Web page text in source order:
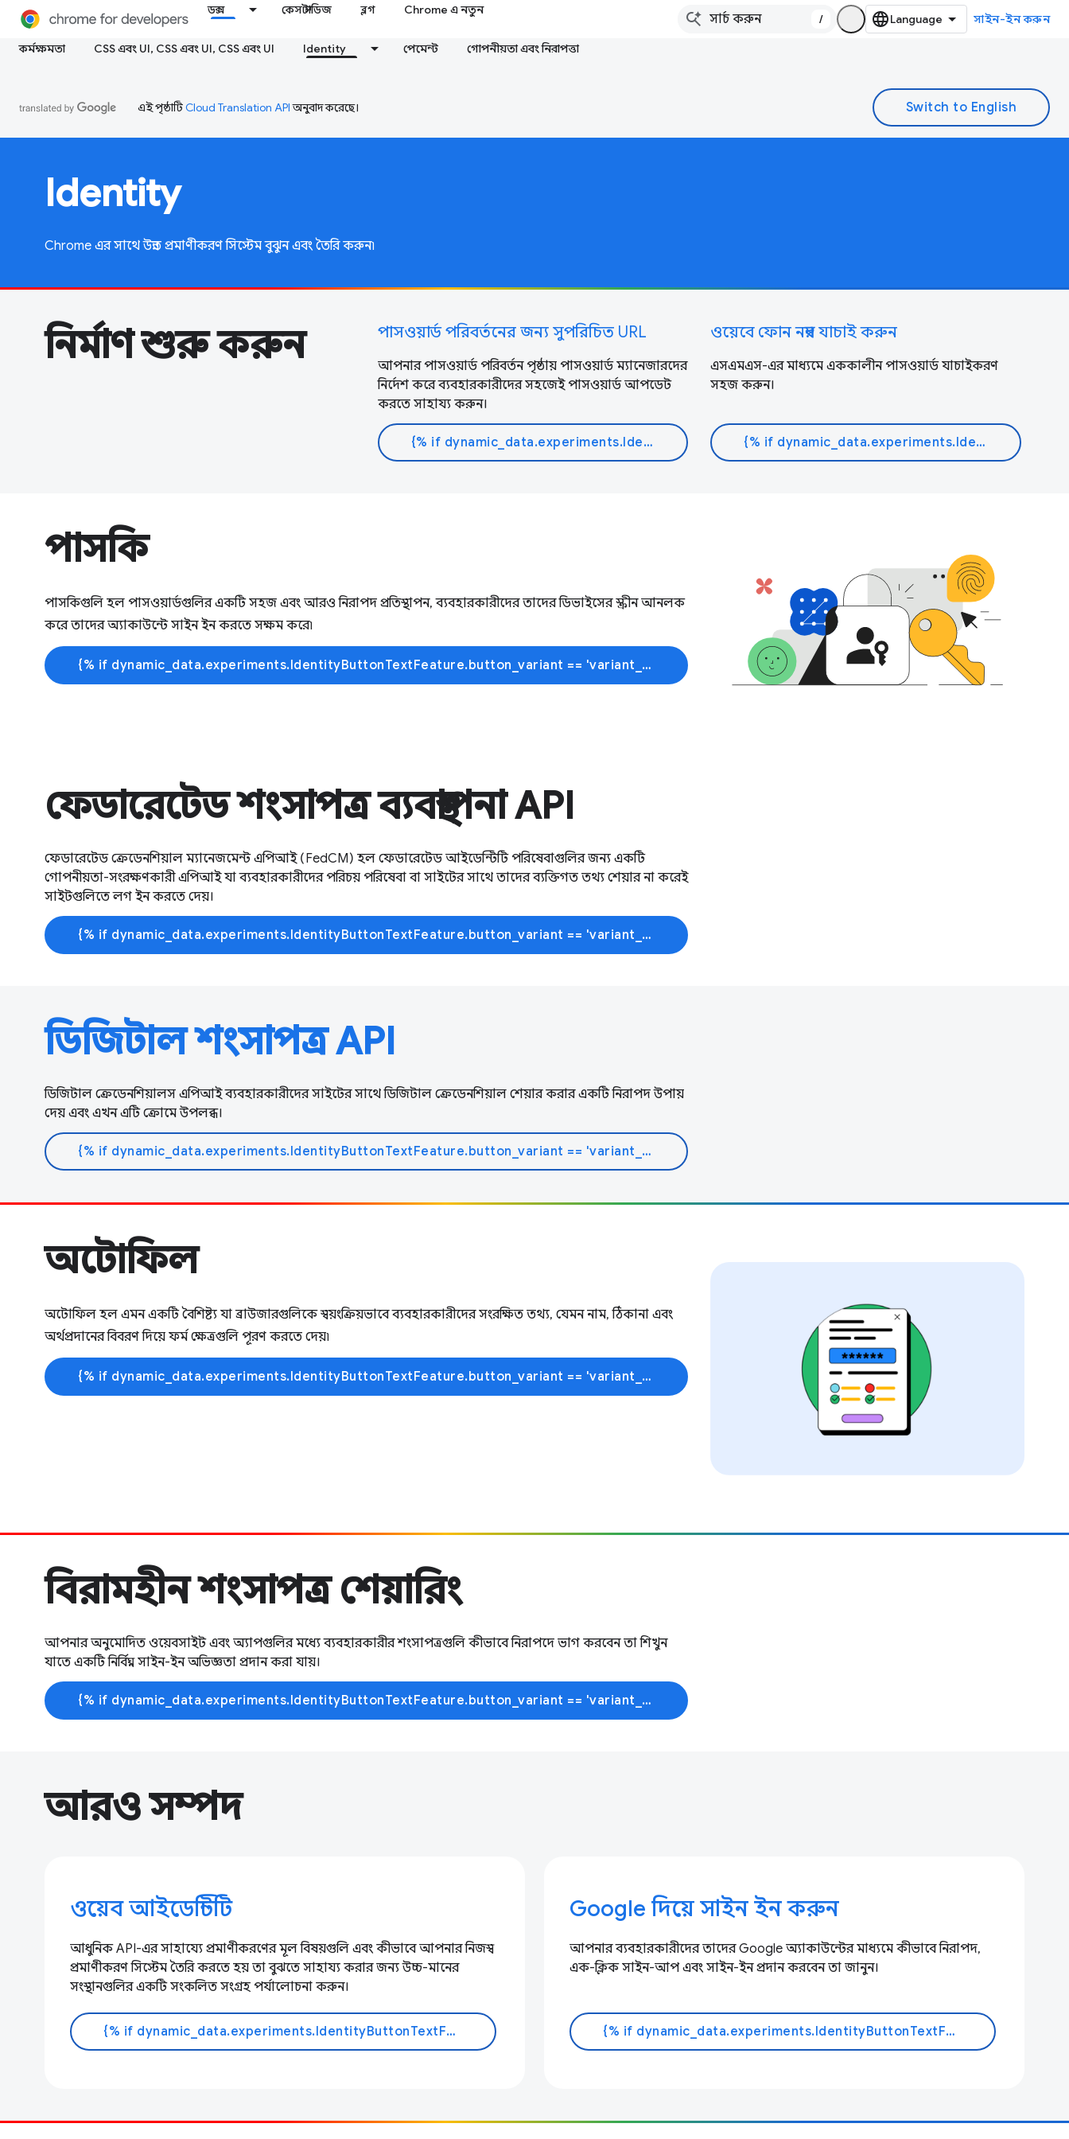
ডক্স কেস স্টাডিজ ব্লগ Chrome এ নতুন
/ সাইন-ইন করুন
কর্মক্ষমতা CSS এবং UI, CSS এবং UI, CSS এবং UI Identity পেমেন্ট গোপনীয়তা এবং নিরাপত্তা
এই পৃষ্ঠাটিCloud Translation APIঅনুবাদ করেছে।
Identity
Chrome এর সাথে উন্নত প্রমাণীকরণ সিস্টেম বুঝুন এবং তৈরি করুন৷
নির্মাণ শুরু করুন পাসওয়ার্ড পরিবর্তনের জন্য সুপরিচিত URL
আপনার পাসওয়ার্ড পরিবর্তন পৃষ্ঠায় পাসওয়ার্ড ম্যানেজারদের
নির্দেশ করে ব্যবহারকারীদের সহজেই পাসওয়ার্ড আপডেট
করতে সাহায্য করুন।
{% if dynamic_data.experiments.IdentityButtonTextFeature.button_variant == 'variant_a' %}আরো জানুন{% else %}ডক পড়ুন{% endif %}
ওয়েবে ফোন নম্বর যাচাই করুন
এসএমএস-এর মাধ্যমে এককালীন পাসওয়ার্ড যাচাইকরণ
সহজ করুন।
{% if dynamic_data.experiments.IdentityButtonTextFeature.button_variant == 'variant_a' %}আরো জানুন{% else %}ডক পড়ুন{% endif %}
পাসকি
পাসকিগুলি হল পাসওয়ার্ডগুলির একটি সহজ এবং আরও নিরাপদ প্রতিস্থাপন, ব্যবহারকারীদের তাদের ডিভাইসের স্ক্রীন আনলক
করে তাদের অ্যাকাউন্টে সাইন ইন করতে সক্ষম করে৷
{% if dynamic_data.experiments.IdentityButtonTextFeature.button_variant == 'variant_a' %}আরো জানুন{% else %}শেখা শুরু করুন{% endif %}
ফেডারেটেড শংসাপত্র ব্যবস্থাপনা API
ফেডারেটেড ক্রেডেনশিয়াল ম্যানেজমেন্ট এপিআই (FedCM) হল ফেডারেটেড আইডেন্টিটি পরিষেবাগুলির জন্য একটি
গোপনীয়তা-সংরক্ষণকারী এপিআই যা ব্যবহারকারীদের পরিচয় পরিষেবা বা সাইটের সাথে তাদের ব্যক্তিগত তথ্য শেয়ার না করেই
সাইটগুলিতে লগ ইন করতে দেয়।
{% if dynamic_data.experiments.IdentityButtonTextFeature.button_variant == 'variant_a' %}আরো জানুন{% else %}শেখা শুরু করুন{% endif %}
ডিজিটাল শংসাপত্র API
ডিজিটাল ক্রেডেনশিয়ালস এপিআই ব্যবহারকারীদের সাইটের সাথে ডিজিটাল ক্রেডেনশিয়াল শেয়ার করার একটি নিরাপদ উপায়
দেয় এবং এখন এটি ক্রোমে উপলব্ধ।
{% if dynamic_data.experiments.IdentityButtonTextFeature.button_variant == 'variant_a' %}আরো জানুন{% else %}ডক পড়ুন{% endif %}
অটোফিল
অটোফিল হল এমন একটি বৈশিষ্ট্য যা ব্রাউজারগুলিকে স্বয়ংক্রিয়ভাবে ব্যবহারকারীদের সংরক্ষিত তথ্য, যেমন নাম, ঠিকানা এবং
অর্থপ্রদানের বিবরণ দিয়ে ফর্ম ক্ষেত্রগুলি পূরণ করতে দেয়৷
{% if dynamic_data.experiments.IdentityButtonTextFeature.button_variant == 'variant_a' %}আরো জানুন{% else %}শেখা শুরু করুন{% endif %}
বিরামহীন শংসাপত্র শেয়ারিং
আপনার অনুমোদিত ওয়েবসাইট এবং অ্যাপগুলির মধ্যে ব্যবহারকারীর শংসাপত্রগুলি কীভাবে নিরাপদে ভাগ করবেন তা শিখুন
যাতে একটি নির্বিঘ্ন সাইন-ইন অভিজ্ঞতা প্রদান করা যায়।
{% if dynamic_data.experiments.IdentityButtonTextFeature.button_variant == 'variant_a' %}আরো জানুন{% else %}শেখা শুরু করুন{% endif %}
আরও সম্পদ
ওয়েব আইডেন্টিটি
আধুনিক API-এর সাহায্যে প্রমাণীকরণের মূল বিষয়গুলি এবং কীভাবে আপনার নিজস্ব
প্রমাণীকরণ সিস্টেম তৈরি করতে হয় তা বুঝতে সাহায্য করার জন্য উচ্চ-মানের
সংস্থানগুলির একটি সংকলিত সংগ্রহ পর্যালোচনা করুন।
{% if dynamic_data.experiments.IdentityButtonTextFeature.button_variant == 'variant_a' %}আরো জানুন{% else %}ডক্স পড়ুন{% endif %}
Google দিয়ে সাইন ইন করুন
আপনার ব্যবহারকারীদের তাদের Google অ্যাকাউন্টের মাধ্যমে কীভাবে নিরাপদ,
এক-ক্লিক সাইন-আপ এবং সাইন-ইন প্রদান করবেন তা জানুন।
{% if dynamic_data.experiments.IdentityButtonTextFeature.button_variant == 'variant_a' %}আরো জানুন{% else %}ডক পড়ুন{% endif %}